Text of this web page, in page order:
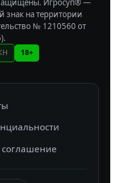
Игросуп® —
знак на территории
№ 1210560 от
18+
соглашение